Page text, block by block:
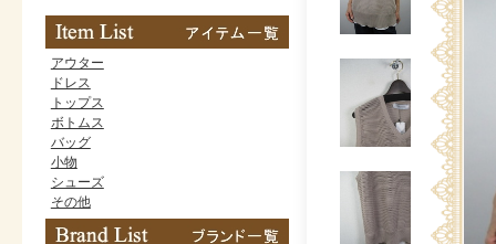
アウター
ドレス
トップス
ボトムス
バッグ
小物
シューズ
その他